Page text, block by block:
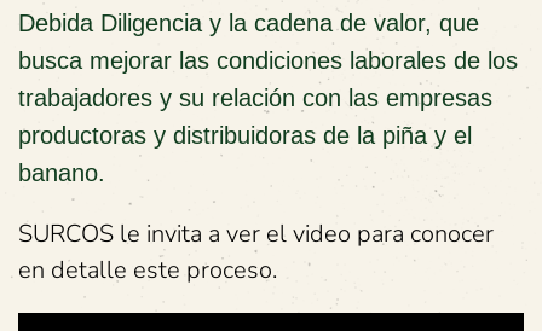
Debida Diligencia y la cadena de valor, que
busca mejorar las condiciones laborales de los
trabajadores y su relación con las empresas
productoras y distribuidoras de la piña y el
banano.
SURCOS le invita a ver el video para conocer
en detalle este proceso.